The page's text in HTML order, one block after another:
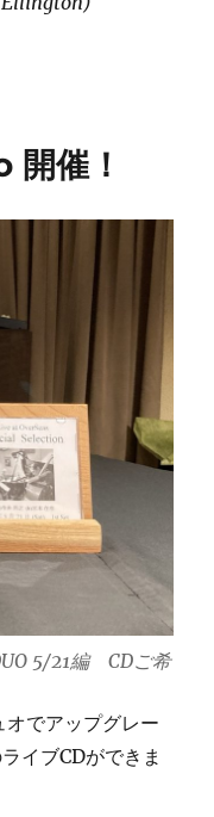
催！
5/21編 CDご希
でアップグレー
イブCDができま